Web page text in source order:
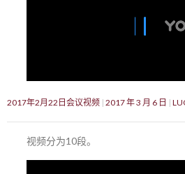
2017年2月22日会议视频 2017 年 3 月 6 日
视频分为10段。